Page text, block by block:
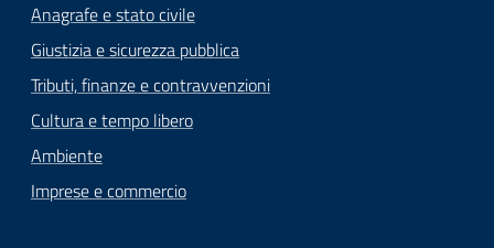
Anagrafe e stato civile
Giustizia e sicurezza pubblica
Tributi, finanze e contravvenzioni
Cultura e tempo libero
Ambiente
Imprese e commercio